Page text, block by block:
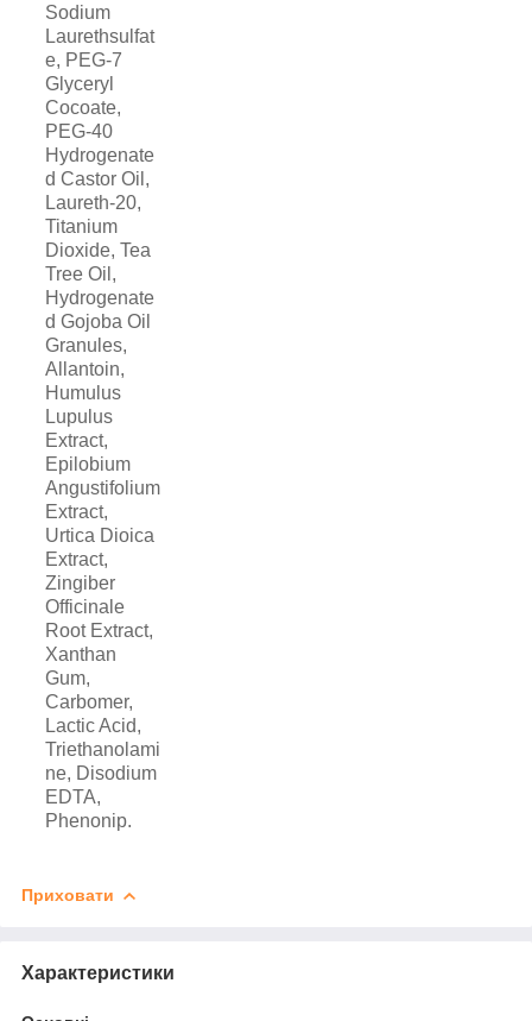
Sodium
Laurethsulfat
e, PEG-7
Glyceryl
Cocoate,
PEG-40
Hydrogenate
d Castor Oil,
Laureth-20,
Titanium
Dioxide, Tea
Tree Oil,
Hydrogenate
d Gojoba Oil
Granules,
Allantoin,
Humulus
Lupulus
Extract,
Epilobium
Angustifolium
Extract,
Urtica Dioica
Extract,
Zingiber
Officinale
Root Extract,
Xanthan
Gum,
Carbomer,
Lactic Acid,
Triethanolami
ne, Disodium
EDTA,
Phenonip.
Приховати
Характеристики